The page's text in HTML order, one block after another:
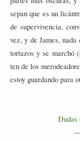
sepan que es un
de supervivencia,
vez, y de James,
tortazos y se marchó
ten de los
estoy guardando para
Dudas